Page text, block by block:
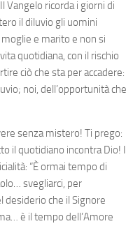
Vangelo ricorda i giorni di
il diluvio gli uomini
e marito e non si
quotidiana, con il rischio
ciò che sta per accadere:
noi, dell’opportunità che
senza mistero! Ti prego:
il quotidiano incontra Dio! I
“È ormai tempo di
svegliarci, per
desiderio che il Signore
è il tempo dell’Amore